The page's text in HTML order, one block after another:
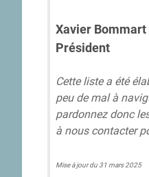
Xavier Bommart
Président
Cette liste a été
peu de mal à
pardonnez donc
à nous contacter
Mise à jour du 31 mars 2025